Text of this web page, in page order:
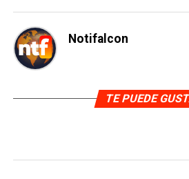
Notifalcon
TE PUEDE